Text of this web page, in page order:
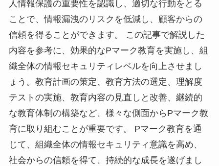
人情報保護の重要性を認識し、適切な行動をとる
ことで、情報漏洩のリスクを低減し、顧客からの
信頼を得ることができます。 この記事で解説した
内容を参考に、効果的なPマーク教育を実施し、組
織全体の情報セキュリティレベルを向上させまし
ょう。教育計画の策定、教育方法の選定、理解度
テストの実施、教育内容の見直しと改善、継続的
な教育体制の構築など、様々な側面からPマーク教
育に取り組むことが重要です。 Pマーク教育を通
じて、組織全体の情報セキュリティ意識を高め、
社会からの信頼を得て、持続的な成長を遂げまし